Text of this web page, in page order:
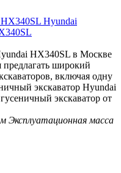
HX340SL в Москве
широкий
включая одну
экскаватор Hyundai
экскаватор от
Эксплуатационная масса